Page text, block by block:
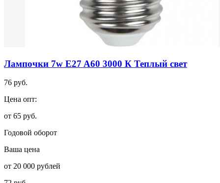
Лампочки 7w E27 A60 3000 К Теплый свет
76 руб.
Цена опт:
от 65 руб.
Годовой оборот
Ваша цена
от 20 000 рублей